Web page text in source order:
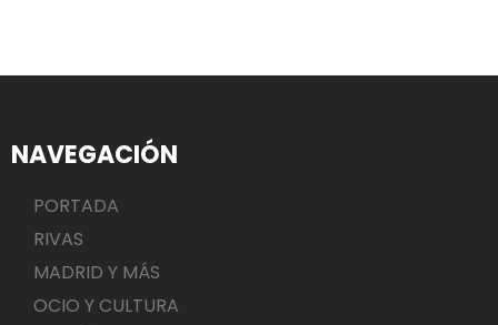
NAVEGACIÓN
PORTADA
RIVAS
MADRID Y MÁS
OCIO Y CULTURA